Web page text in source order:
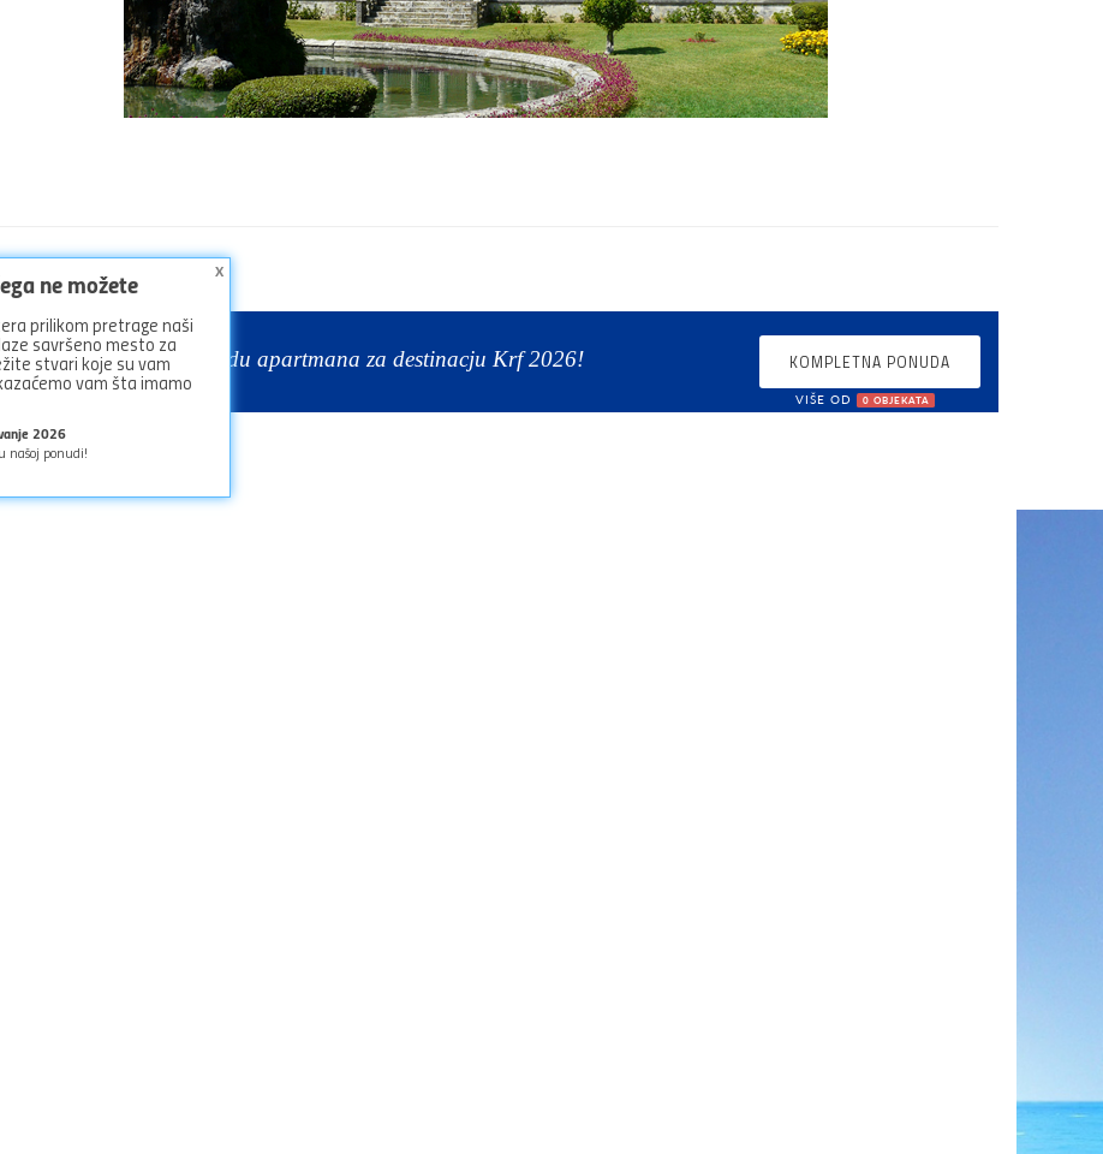
kompletnu ponudu apartmana za destinacju Krf 2026! KOMPLETNA PONUDA
VIŠE OD 0 OBJEKATA
x
ne možete
prilikom pretrage naši
savršeno mesto za
stvari koje su vam
vam šta imamo
2026
našoj ponudi!